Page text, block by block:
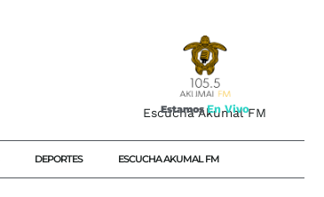
Escucha Akumal FM
Estamos En Vivo
DEPORTES ESCUCHA AKUMAL FM